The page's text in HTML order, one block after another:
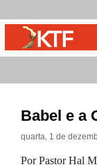
Babel e a
quarta, 1 de
Por Pastor Hal